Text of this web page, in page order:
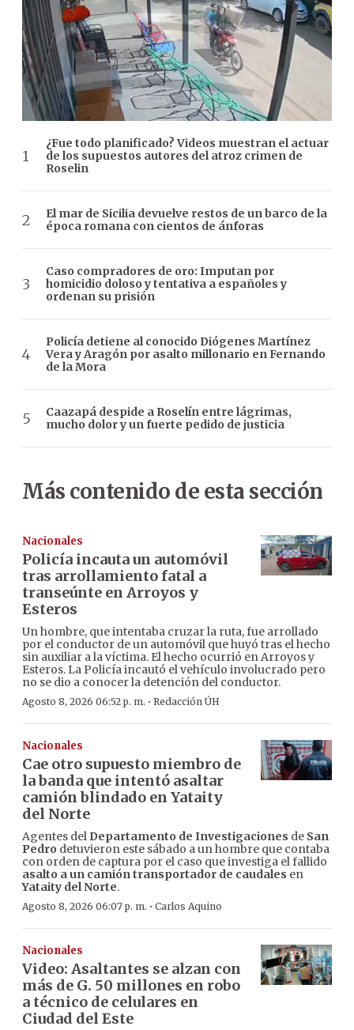
¿Fue todo planificado? Videos muestran el actuar
de los supuestos autores del atroz crimen de
Roselin
El mar de Sicilia devuelve restos de un barco de la
época romana con cientos de ánforas
Caso compradores de oro: Imputan por
homicidio doloso y tentativa a españoles y
ordenan su prisión
Policía detiene al conocido Diógenes Martínez
Vera y Aragón por asalto millonario en Fernando
de la Mora
Caazapá despide a Roselín entre lágrimas,
mucho dolor y un fuerte pedido de justicia
Más contenido de esta sección
Nacionales
Policía incauta un automóvil
tras arrollamiento fatal a
transeúnte en Arroyos y
Esteros
Un hombre, que intentaba cruzar la ruta, fue arrollado
por el conductor de un automóvil que huyó tras el hecho
sin auxiliar a la víctima. El hecho ocurrió en Arroyos y
Esteros. La Policía incautó el vehículo involucrado pero
no se dio a conocer la detención del conductor.
Agosto 8, 2026 06:52 p. m. · Redacción ÚH
Nacionales
Cae otro supuesto miembro de
la banda que intentó asaltar
camión blindado en Yataity
del Norte
Agentes del Departamento de Investigaciones de San
Pedro detuvieron este sábado a un hombre que contaba
con orden de captura por el caso que investiga el fallido
asalto a un camión transportador de caudales en
Yataity del Norte.
Agosto 8, 2026 06:07 p. m. · Carlos Aquino
Nacionales
Video: Asaltantes se alzan con
más de G. 50 millones en robo
a técnico de celulares en
Ciudad del Este